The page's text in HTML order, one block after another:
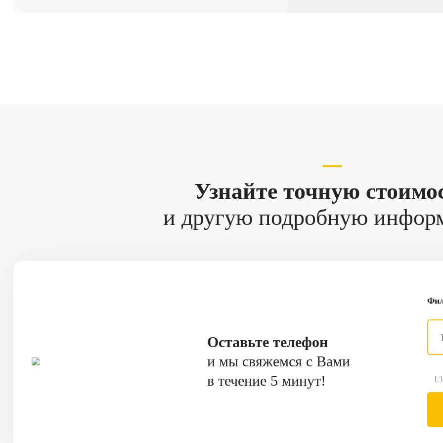
Узнайте точную
и другую подробную
Оставьте телефон
и мы свяжемся с Вами
в течение 5 минут!